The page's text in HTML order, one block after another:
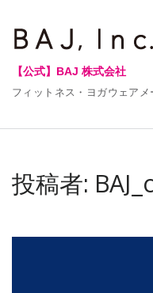
【公式】BAJ 株式会社
フィットネス・ヨガウェア
投稿者: